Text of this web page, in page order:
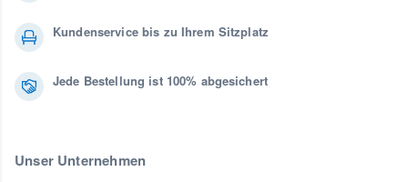
Kundenservice bis zu Ihrem Sitzplatz
Jede Bestellung ist 100% abgesichert
Unser Unternehmen